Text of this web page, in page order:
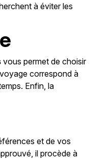
à éviter les
vous permet de choisir
correspond à
Enfin, la
et de vos
il procède à